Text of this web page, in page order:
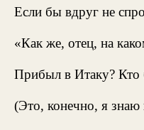
Если бы вдруг не
«Как же, отец, на
Прибыл в Итаку? Кто
(Это, конечно, я